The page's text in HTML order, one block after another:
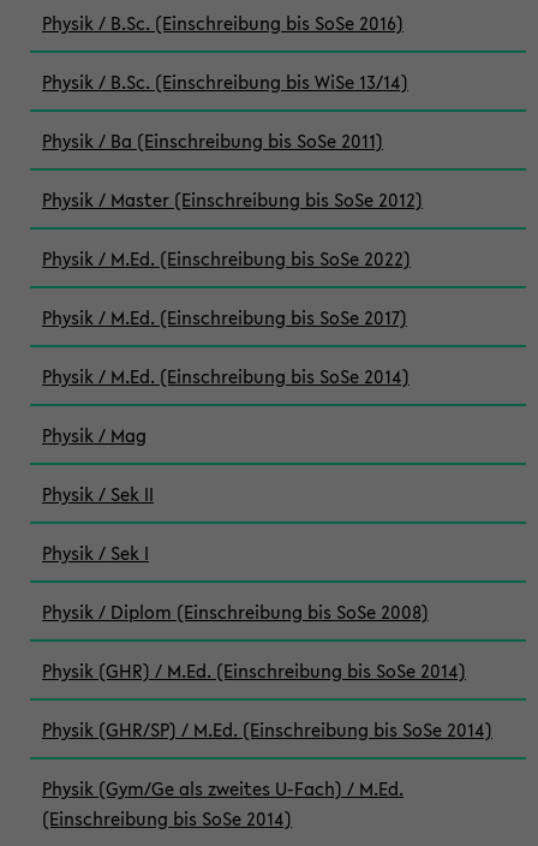
Physik / B.Sc. (Einschreibung bis SoSe 2016)
Physik / B.Sc. (Einschreibung bis WiSe 13/14)
Physik / Ba (Einschreibung bis SoSe 2011)
Physik / Master (Einschreibung bis SoSe 2012)
Physik / M.Ed. (Einschreibung bis SoSe 2022)
Physik / M.Ed. (Einschreibung bis SoSe 2017)
Physik / M.Ed. (Einschreibung bis SoSe 2014)
Physik / Mag
Physik / Sek II
Physik / Sek I
Physik / Diplom (Einschreibung bis SoSe 2008)
Physik (GHR) / M.Ed. (Einschreibung bis SoSe 2014)
Physik (GHR/SP) / M.Ed. (Einschreibung bis SoSe 2014)
Physik (Gym/Ge als zweites U-Fach) / M.Ed.
(Einschreibung bis SoSe 2014)